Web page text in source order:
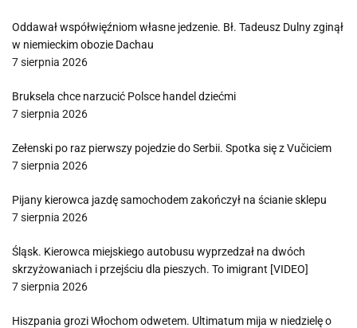
Oddawał współwięźniom własne jedzenie. Bł. Tadeusz Dulny zginął
w niemieckim obozie Dachau
7 sierpnia 2026
Bruksela chce narzucić Polsce handel dziećmi
7 sierpnia 2026
Zełenski po raz pierwszy pojedzie do Serbii. Spotka się z Vučiciem
7 sierpnia 2026
Pijany kierowca jazdę samochodem zakończył na ścianie sklepu
7 sierpnia 2026
Śląsk. Kierowca miejskiego autobusu wyprzedzał na dwóch
skrzyżowaniach i przejściu dla pieszych. To imigrant [VIDEO]
7 sierpnia 2026
Hiszpania grozi Włochom odwetem. Ultimatum mija w niedzielę o